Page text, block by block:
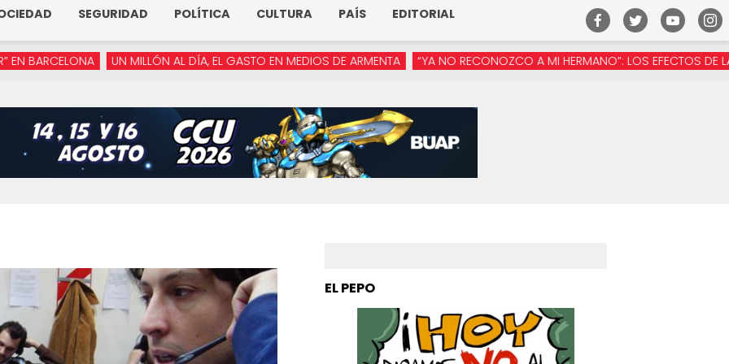
SEGURIDAD POLÍTICA CULTURA PAÍS
EDITORIAL
UN MILLÓN AL DÍA, EL GASTO EN MEDIOS DE ARMENTA “YA NO RECONOZCO A MI HERMANO”: LOS EFECTOS DE LA
EL PEPO